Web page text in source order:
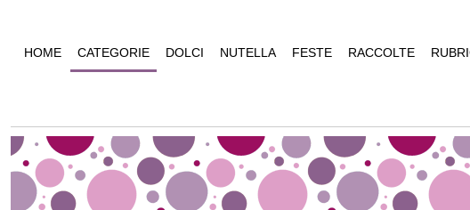
HOME CATEGORIE DOLCI NUTELLA FESTE RACCOLTE